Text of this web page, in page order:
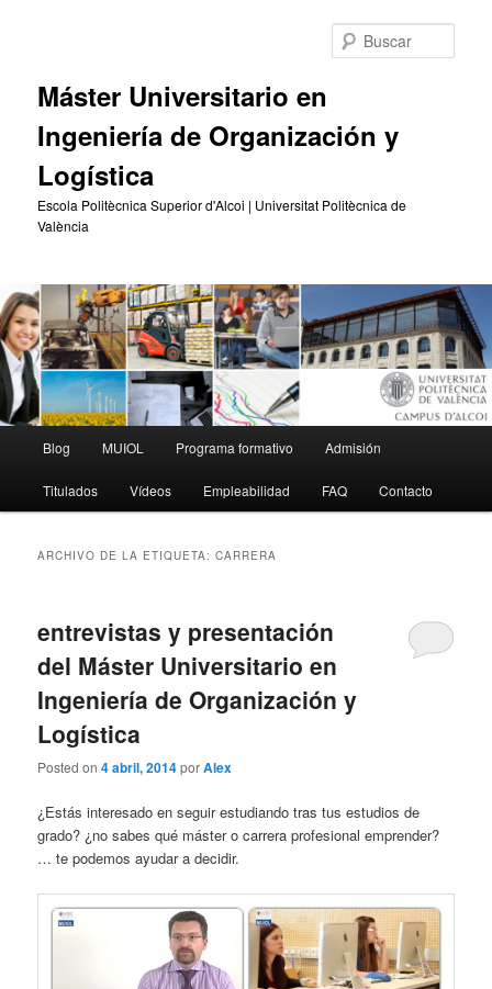
Máster Universitario en
Ingeniería de Organización y
Logística
Escola Politècnica Superior d'Alcoi | Universitat Politècnica de
València
principal
Blog MUIOL Programa formativo Admisión
Titulados Vídeos Empleabilidad FAQ Contacto
ARCHIVO DE LA ETIQUETA:CARRERA
entrevistas y presentación
del Máster Universitario en
Ingeniería de Organización y
Logística
Posted on4 abril, 2014porAlex
¿Estás interesado en seguir estudiando tras tus estudios de
grado? ¿no sabes qué máster o carrera profesional emprender?
… te podemos ayudar a decidir.